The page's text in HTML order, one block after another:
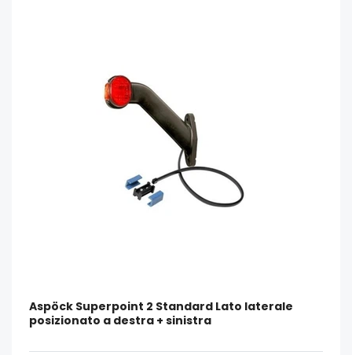
Aspöck Superpoint 2 Standard Lato laterale
posizionato a destra + sinistra